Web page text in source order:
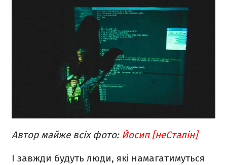
Автор майже всіх фото: Йосип [неСталін]
І завжди будуть люди, які намагатимуться